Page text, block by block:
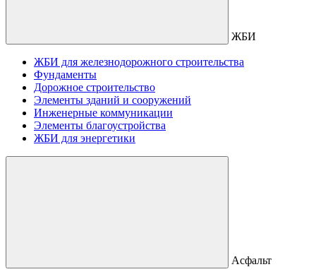
ЖБИ
ЖБИ для железнодорожного строительства
Фундаменты
Дорожное строительство
Элементы зданий и сооружений
Инженерные коммуникации
Элементы благоустройства
ЖБИ для энергетики
Асфальт